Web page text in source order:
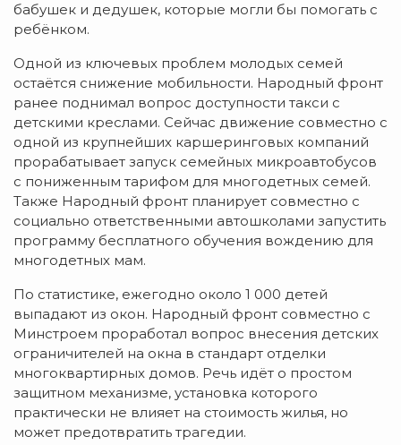
бабушек и дедушек, которые могли бы помогать с
ребёнком.
Одной из ключевых проблем молодых семей
остаётся снижение мобильности. Народный фронт
ранее поднимал вопрос доступности такси с
детскими креслами. Сейчас движение совместно с
одной из крупнейших каршеринговых компаний
прорабатывает запуск семейных микроавтобусов
с пониженным тарифом для многодетных семей.
Также Народный фронт планирует совместно с
социально ответственными автошколами запустить
программу бесплатного обучения вождению для
многодетных мам.
По статистике, ежегодно около 1 000 детей
выпадают из окон. Народный фронт совместно с
Минстроем проработал вопрос внесения детских
ограничителей на окна в стандарт отделки
многоквартирных домов. Речь идёт о простом
защитном механизме, установка которого
практически не влияет на стоимость жилья, но
может предотвратить трагедии.